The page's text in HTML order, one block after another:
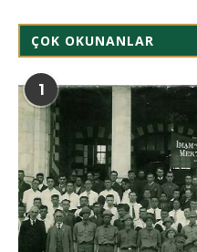
ÇOK OKUNANLAR
1